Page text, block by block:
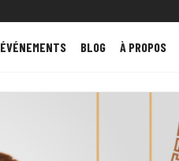
ÉVÉNEMENTS BLOG À PROPOS